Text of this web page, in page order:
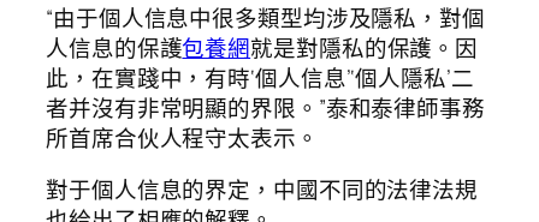
“由于個人信息中很多類型均涉及隱私，對個
人信息的保護包養網就是對隱私的保護。因
此，在實踐中，有時‘個人信息’‘個人隱私’二
者并沒有非常明顯的界限。”泰和泰律師事務
所首席合伙人程守太表示。
對于個人信息的界定，中國不同的法律法規